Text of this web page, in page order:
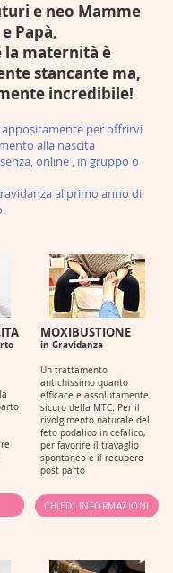
e neo Mamme
e Papà,
la maternità è
stancante ma,
incredibile!
per offrirvi
alla nascita
online , in gruppo o
al primo anno di
MOXIBUSTIONE
in Gravidanza
Un trattamento
antichissimo quanto
efficace e assolutamente
sicuro della MTC. Per il
rivolgimento naturale del
feto podalico in cefalico,
per favorire il travaglio
spontaneo e il recupero
post parto
CHIEDI INFORMAZIONI